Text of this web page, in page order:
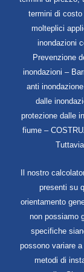
termini di
molteplici
inondazioni
Prevenzione
inondazioni –
anti
dalle
protezione dalle
fiume –
Il nostro
presenti su
orientamento
non possiamo
specifiche
possono variare
metodi di